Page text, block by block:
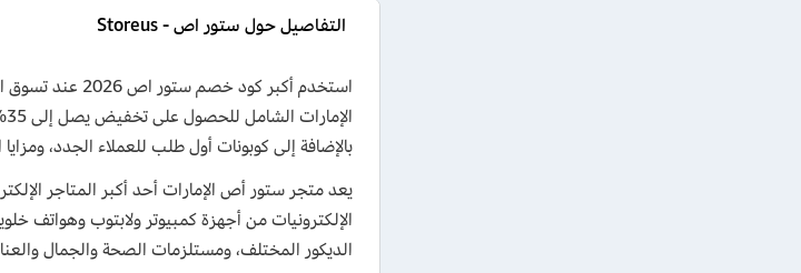
التفاصيل حول ستور اص - Storeus
بالإضافة إلى كوبونات أول طلب للعملاء الجدد، ومزايا
يعد متجر ستور أص الإمارات أحد أكبر المتاجر
الإلكترونيات من أجهزة كمبيوتر ولابتوب وهواتف
الديكور المختلف، ومستلزمات الصحة والجمال